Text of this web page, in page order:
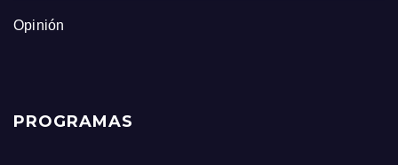
Opinión
PROGRAMAS